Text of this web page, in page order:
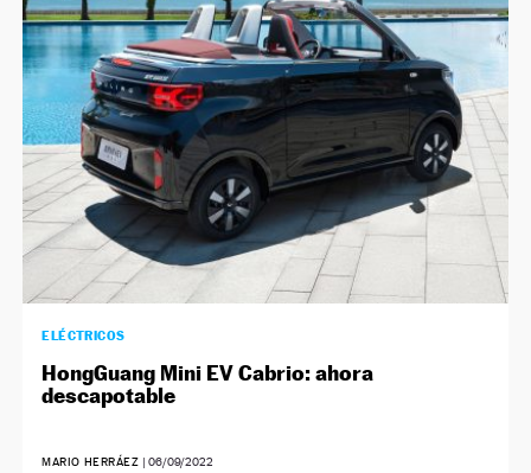
NEWSLETTER
SÍGUENOS
ELÉCTRICOS
HongGuang Mini EV Cabrio: ahora
descapotable
MARIO HERRÁEZ | 06/09/2022